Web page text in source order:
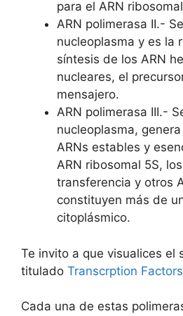
para el ARN
ARN polimerasa II.-
nucleoplasma y es la
síntesis de los ARN
nucleares, el
mensajero.
ARN polimerasa III.-
nucleoplasma,
ARNs estables y
ARN ribosomal 5S,
transferencia y otros
constituyen más de
citoplásmico.
Te invito a que visualices el
titulado Transcrption Factors
Cada una de estas